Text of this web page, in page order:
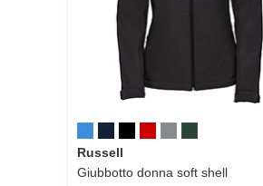
Russell
Giubbotto donna soft shell